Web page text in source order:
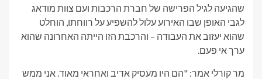
שהגיעה לגיל הפרישה של חברת הרכבות ועם צוות מודאג
לגבי האופן שבו האירוע עלול להשפיע על רווחתו, הוחלט
שהוא יעזוב את העבודה – והרכבת הזו הייתה האחרונה שהוא
ערך אי פעם.
מר קורלי אמר: "הם היו מעסיק אדיב ואחראי מאוד. אני ממש